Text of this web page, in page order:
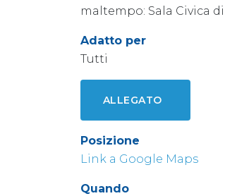
maltempo: Sala Civica
Adatto per
Tutti
ALLEGATO
Posizione
Link a Google Maps
Quando